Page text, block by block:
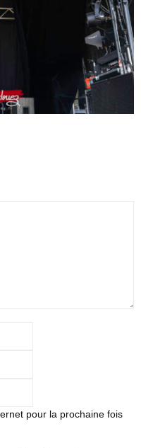
pour la prochaine fois